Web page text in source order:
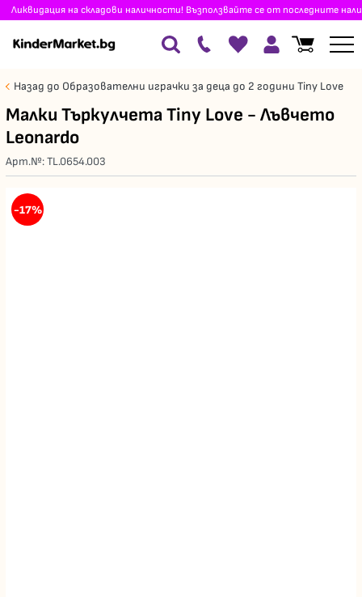
Ликвидация на складови наличности! Възползвайте се от последните
Назад до Образователни играчки за деца до 2 години Tiny Love
Малки Търкулчета Tiny Love - Лъвчето
Leonardo
Арт.№:TL.0654.003
-17%